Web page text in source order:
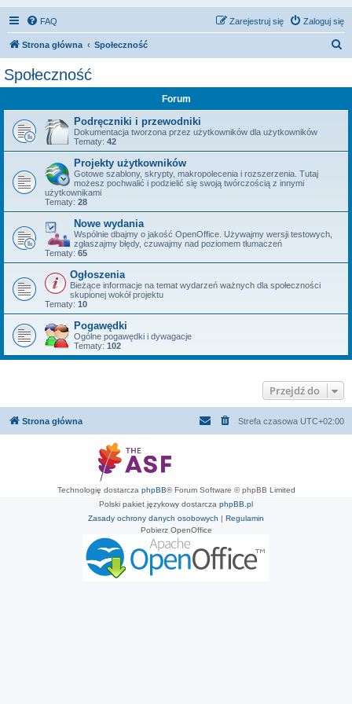
FAQ Zaloguj się
Zarejestruj się
Strona główna Społeczność
Społeczność
Forum
Podręczniki i przewodniki
Dokumentacja tworzona przez użytkowników dla użytkowników
Tematy: 42
Projekty użytkowników
Gotowe szablony, skrypty, makropolecenia i rozszerzenia. Tutaj
możesz pochwalić i podzielić się swoją twórczością z innymi
użytkownikami
Tematy: 28
Nowe wydania
Wspólnie dbajmy o jakość OpenOffice. Używajmy wersji testowych,
zgłaszajmy błędy, czuwajmy nad poziomem tłumaczeń
Tematy: 65
Ogłoszenia
Bieżące informacje na temat wydarzeń ważnych dla społeczności
skupionej wokół projektu
Tematy: 10
Pogawędki
Ogólne pogawędki i dywagacje
Tematy: 102
Przejdź do
Strona główna Strefa czasowa UTC+02:00
Technologię dostarcza phpBB® Forum Software © phpBB Limited
Polski pakiet językowy dostarcza phpBB.pl
Zasady ochrony danych osobowych | Regulamin
Pobierz OpenOffice